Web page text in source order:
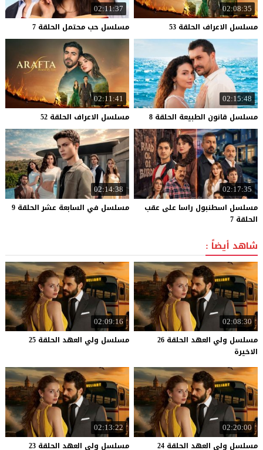
02:08:35
مسلسل الاعراف الحلقة 53
02:11:37
مسلسل حب محتمل الحلقة 7
02:15:48
مسلسل قانون الطبيعة الحلقة 8
02:11:41
مسلسل الاعراف الحلقة 52
02:17:35
مسلسل اسطنبول راسا على عقب
الحلقة 7
02:14:38
مسلسل في السابعة عشر الحلقة 9
شاهد أيضاً :
02:08:30
مسلسل ولي العهد الحلقة 26
الاخيرة
02:09:16
مسلسل ولي العهد الحلقة 25
02:20:00
مسلسل ولي العهد الحلقة 24
02:13:22
مسلسل ولي العهد الحلقة 23